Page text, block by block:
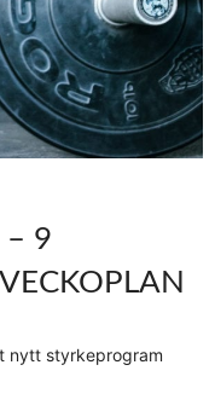
– 9
nytt styrkeprogram